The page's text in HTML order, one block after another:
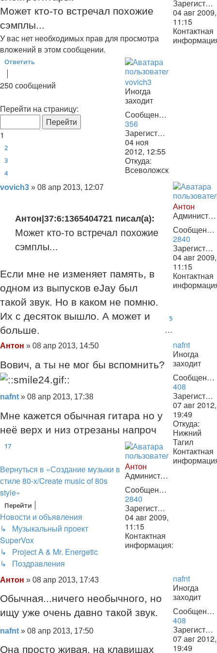
Зарегистрирован:
04 авг 2009,
11:15
Контактная
Может кто-то встречал похожие
сэмплы...
У вас нет необходимых прав для просмотра
вложений в этом сообщении.
vovich3
Иногда
заходит
Сообщения:
356
Зарегистрирован:
04 ноя
2012, 12:55
Откуда:
Всеволожск
Сообщение
vovich3 » 08 апр 2013, 12:07
Антон|37:6:1365404721 писал(а):
Может кто-то встречал похожие
сэмплы...
Если мне не изменяет память, в
одном из выпусков eJаy был
такой звук. Но в каком не помню.
Их с десяток вышло. А может и
больше.
Антон
Администратор
Сообщения:
2840
Зарегистрирован:
04 авг 2009,
11:15
Контактная
Сообщение
Антон » 08 апр 2013, 14:50
Вович, а ты не мог бы вспомнить?
nafnt
Иногда
заходит
Сообщения:
408
Зарегистрирован:
07 авг 2012,
19:49
Откуда:
Нижний
Тагил
Контактная
Сообщение
nafnt » 08 апр 2013, 17:38
Мне кажется обычная гитара но у
неё верх и низ отрезаны напроч
Антон
Администратор
Сообщения:
2840
Зарегистрирован:
04 авг 2009,
11:15
Контактная
информация:
Сообщение
Антон » 08 апр 2013, 17:43
Обычная...ничего необычного, но
ищу уже очень давно такой звук.
nafnt
Иногда
заходит
Сообщения:
408
Зарегистрирован:
07 авг 2012,
19:49
Сообщение
nafnt » 08 апр 2013, 17:50
Она просто живая, на клавишах
Ответить
Ответить
250 сообщений
Перейти на страницу:
1
2
3
4
5
…
17
Вернуться в «Создание музыки в
стиле 80-х/Create music of 80s
style»
Перейти
Новости и объявления
↳ Музыкальный проект
SuperVox
↳ Project A & Mr. Energetic
↳ Поздравления